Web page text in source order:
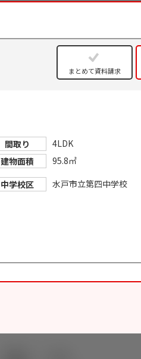
まとめて資料請求
間取り
4LDK
建物面積
95.8㎡
中学校区
水戸市立第四中学校